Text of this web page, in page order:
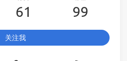
61 99
关注我